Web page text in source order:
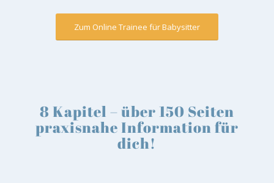
Zum Online Trainee für Babysitter
8 Kapitel – über 150 Seiten
praxisnahe Information für
dich!